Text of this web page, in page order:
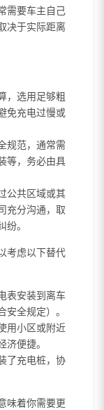
需要车主自己
决于实际距离
，选用足够粗
免充电过慢或
规范，通常需
等，务必由具
公共区域或其
充分沟通，取
。
考虑以下替代
表安装到离车
全规定）。
用小区或附近
便捷。
了充电桩，协
味着你需要更